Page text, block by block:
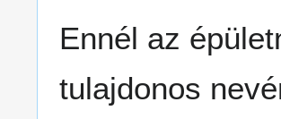
Ennél az
tulajdonos